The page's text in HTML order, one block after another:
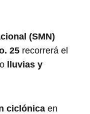
(SMN)
25 recorrerá el
lluvias y
ciclónica en